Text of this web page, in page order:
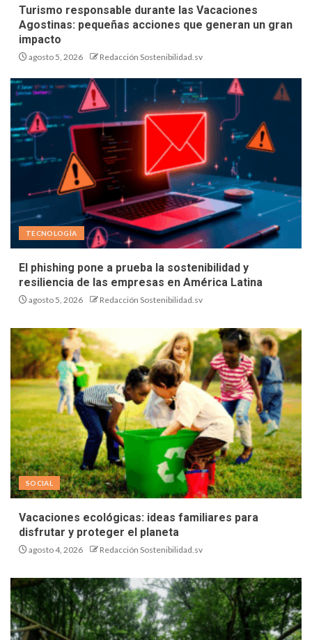
Turismo responsable durante las Vacaciones
Agostinas: pequeñas acciones que generan un gran
impacto
agosto 5, 2026 Redacción Sostenibilidad.sv
TECNOLOGÍA
El phishing pone a prueba la sostenibilidad y
resiliencia de las empresas en América Latina
agosto 5, 2026 Redacción Sostenibilidad.sv
SOCIAL
Vacaciones ecológicas: ideas familiares para
disfrutar y proteger el planeta
agosto 4, 2026 Redacción Sostenibilidad.sv